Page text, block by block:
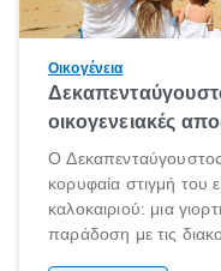
Οικογένεια
οικογενειακές
Ο Δεκαπενταύγουστος
κορυφαία στιγμή του
καλοκαιριού: μια
παράδοση με τις